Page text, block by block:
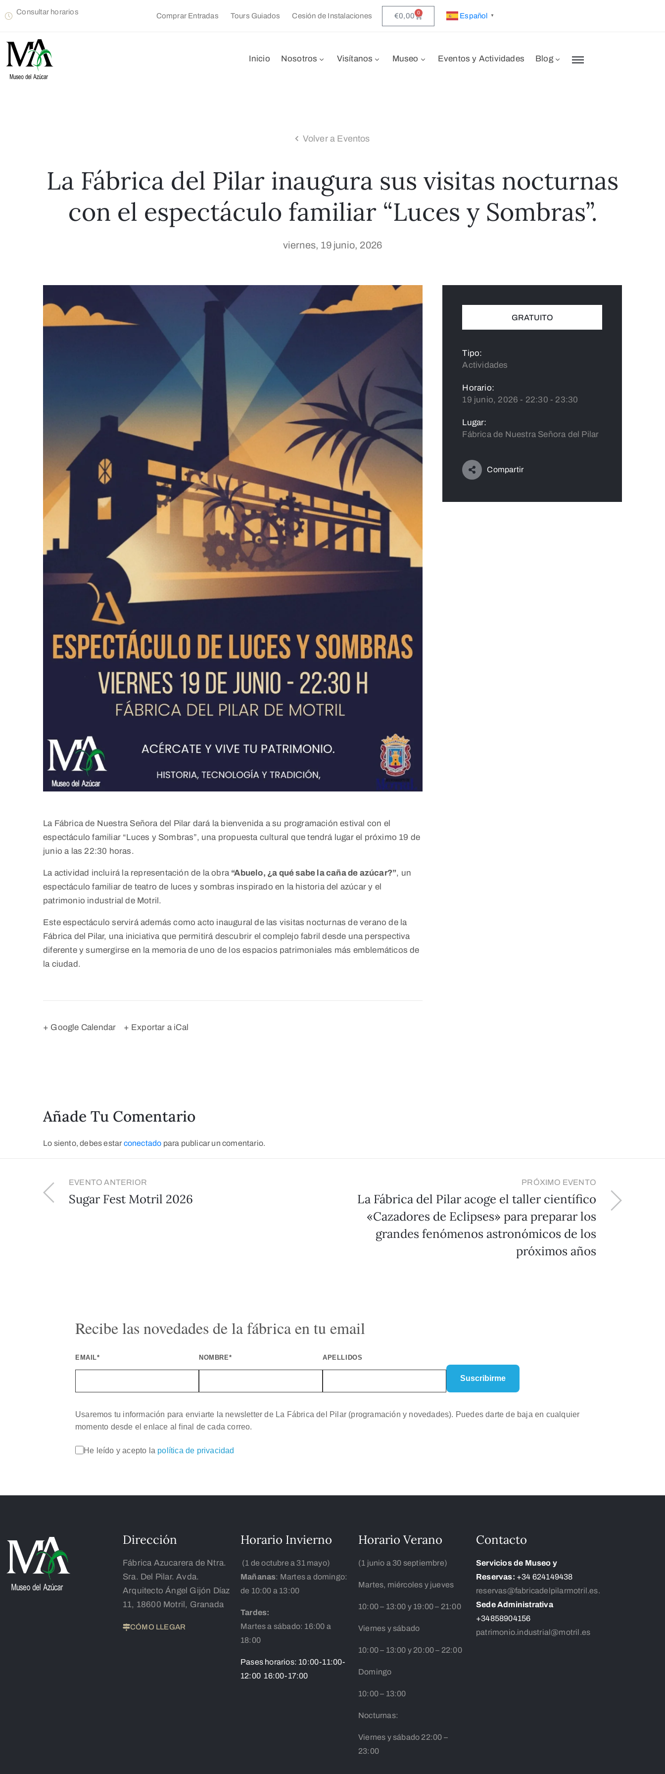
Consultar horarios Comprar Entradas Tours Guiados Cesión de Instalaciones €0,00 0 Español ▼
Inicio Nosotros Visítanos Museo Eventos y Actividades Blog
Volver a Eventos
La Fábrica del Pilar inaugura sus visitas nocturnas
con el espectáculo familiar “Luces y Sombras”.
viernes, 19 junio, 2026
La Fábrica de Nuestra Señora del Pilar dará la bienvenida a su programación estival con el
espectáculo familiar “Luces y Sombras”, una propuesta cultural que tendrá lugar el próximo 19 de
junio a las 22:30 horas.
La actividad incluirá la representación de la obra “Abuelo, ¿a qué sabe la caña de azúcar?”, un
espectáculo familiar de teatro de luces y sombras inspirado en la historia del azúcar y el
patrimonio industrial de Motril.
Este espectáculo servirá además como acto inaugural de las visitas nocturnas de verano de la
Fábrica del Pilar, una iniciativa que permitirá descubrir el complejo fabril desde una perspectiva
diferente y sumergirse en la memoria de uno de los espacios patrimoniales más emblemáticos de
la ciudad.
+ Google Calendar + Exportar a iCal
GRATUITO
Tipo:
Actividades
Horario:
19 junio, 2026 - 22:30 - 23:30
Lugar:
Fábrica de Nuestra Señora del Pilar
Compartir
Añade Tu Comentario
Lo siento, debes estar conectado para publicar un comentario.
EVENTO ANTERIOR
Sugar Fest Motril 2026
PRÓXIMO EVENTO
La Fábrica del Pilar acoge el taller científico
«Cazadores de Eclipses» para preparar los
grandes fenómenos astronómicos de los
próximos años
Recibe las novedades de la fábrica en tu email
EMAIL* NOMBRE* APELLIDOS
Usaremos tu información para enviarte la newsletter de La Fábrica del Pilar (programación y novedades). Puedes darte de baja en cualquier
momento desde el enlace al final de cada correo.
He leído y acepto la política de privacidad
Dirección
Fábrica Azucarera de Ntra.
Sra. Del Pilar. Avda.
Arquitecto Ángel Gijón Díaz
11, 18600 Motril, Granada
CÓMO LLEGAR
Horario Invierno
(1 de octubre a 31 mayo)
Mañanas: Martes a domingo:
de 10:00 a 13:00
Tardes:
Martes a sábado: 16:00 a
18:00
Pases horarios: 10:00-11:00-
12:00 16:00-17:00
Horario Verano
(1 junio a 30 septiembre)
Martes, miércoles y jueves
10:00 – 13:00 y 19:00 – 21:00
Viernes y sábado
10:00 – 13:00 y 20:00 – 22:00
Domingo
10:00 – 13:00
Nocturnas:
Viernes y sábado 22:00 –
23:00
Contacto
Servicios de Museo y
Reservas: +34 624149438
reservas@fabricadelpilarmotril.es.
Sede Administrativa
+34858904156
patrimonio.industrial@motril.es